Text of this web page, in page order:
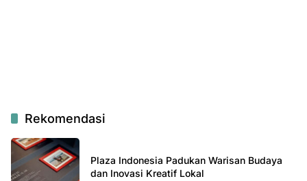
Rekomendasi
Plaza Indonesia Padukan Warisan Budaya
dan Inovasi Kreatif Lokal